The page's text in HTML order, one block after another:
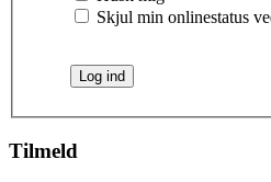
Skjul min onlinestatus
Tilmeld